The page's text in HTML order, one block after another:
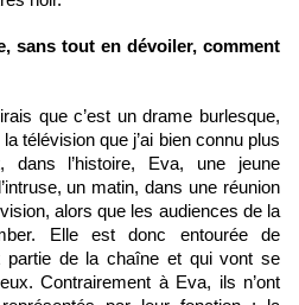
sans tout en dévoiler, comment
que c’est un drame burlesque,
télévision que j’ai bien connu plus
dans l’histoire, Eva, une jeune
un matin, dans une réunion
alors que les audiences de la
Elle est donc entourée de
partie de la chaîne et qui vont se
Contrairement à Eva, ils n’ont